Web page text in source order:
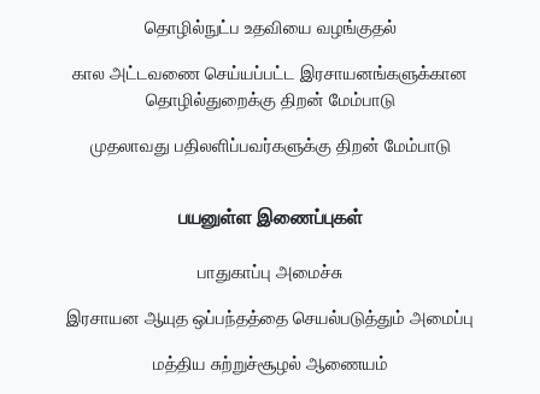
தொழில்நுட்ப உதவியை வழங்குதல்
கால அட்டவணை செய்யப்பட்ட இரசாயனங்களுக்கான
தொழில்துறைக்கு திறன் மேம்பாடு
முதலாவது பதிலளிப்பவர்களுக்கு திறன் மேம்பாடு
பயனுள்ள இணைப்புகள்
பாதுகாப்பு அமைச்சு
இரசாயன ஆயுத ஒப்பந்தத்தை செயல்படுத்தும் அமைப்பு
மத்திய சுற்றுச்சூழல் ஆணையம்